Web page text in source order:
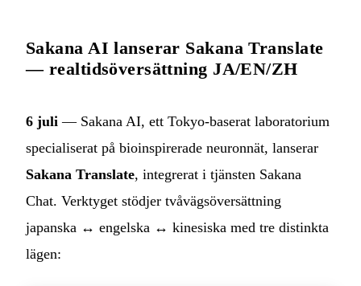
Sakana AI lanserar Sakana Translate
— realtidsöversättning JA/EN/ZH
6 juli — Sakana AI, ett Tokyo-baserat laboratorium
specialiserat på bioinspirerade neuronnät, lanserar
Sakana Translate, integrerat i tjänsten Sakana
Chat. Verktyget stödjer tvåvägsöversättning
japanska ↔ engelska ↔ kinesiska med tre distinkta
lägen: